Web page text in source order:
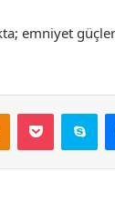
emniyet
Odnoklassniki
Pocket